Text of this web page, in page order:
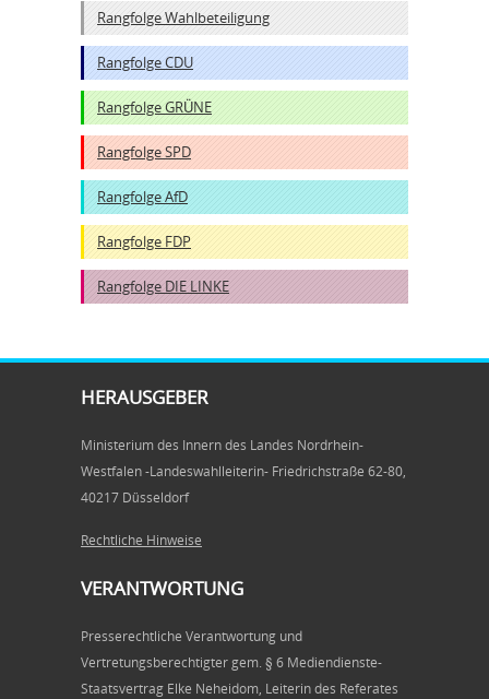
Rangfolge Wahlbeteiligung
Rangfolge CDU
Rangfolge GRÜNE
Rangfolge SPD
Rangfolge AfD
Rangfolge FDP
Rangfolge DIE LINKE
HERAUSGEBER
Ministerium des Innern des Landes Nordrhein-
Westfalen -Landeswahlleiterin- Friedrichstraße 62-80,
40217 Düsseldorf
Rechtliche Hinweise
VERANTWORTUNG
Presserechtliche Verantwortung und
Vertretungsberechtigter gem. § 6 Mediendienste-
Staatsvertrag Elke Neheidom, Leiterin des Referates